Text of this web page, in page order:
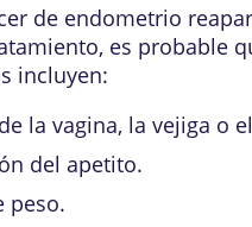
de endometrio
es probable
incluyen:
la vagina, la vejiga o
del apetito.
peso.